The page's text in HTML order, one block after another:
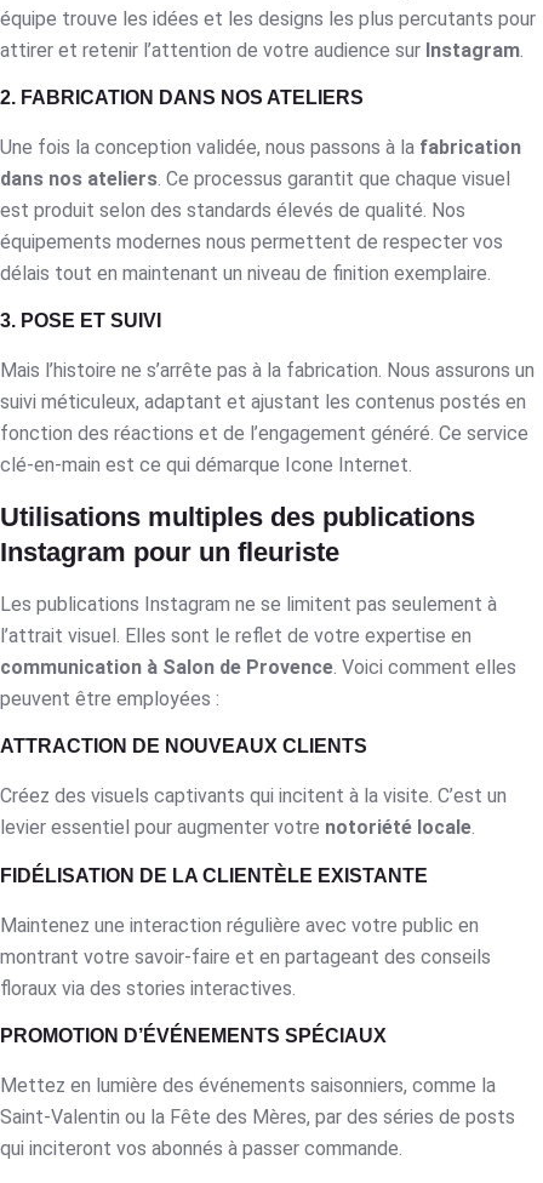
équipe trouve les idées et les designs les plus percutants pour
attirer et retenir l’attention de votre audience sur Instagram
2. FABRICATION DANS NOS ATELIERS
Une fois la conception validée, nous passons à la fabrication
dans nos ateliers. Ce processus garantit que chaque visuel
est produit selon des standards élevés de qualité. Nos
équipements modernes nous permettent de respecter vos
délais tout en maintenant un niveau de finition exemplaire.
3. POSE ET SUIVI
Mais l’histoire ne s’arrête pas à la fabrication. Nous assurons un
suivi méticuleux, adaptant et ajustant les contenus postés en
fonction des réactions et de l’engagement généré. Ce service
clé-en-main est ce qui démarque Icone Internet.
Utilisations multiples des publications
Instagram pour un fleuriste
Les publications Instagram ne se limitent pas seulement à
l’attrait visuel. Elles sont le reflet de votre expertise en
communication à Salon de Provence . Voici comment elles
peuvent être employées :
ATTRACTION DE NOUVEAUX CLIENTS
Créez des visuels captivants qui incitent à la visite. C’est un
levier essentiel pour augmenter votre notoriété locale.
FIDÉLISATION DE LA CLIENTÈLE EXISTANTE
Maintenez une interaction régulière avec votre public en
montrant votre savoir-faire et en partageant des conseils
floraux via des stories interactives.
PROMOTION D’ÉVÉNEMENTS SPÉCIAUX
Mettez en lumière des événements saisonniers, comme la
Saint-Valentin ou la Fête des Mères, par des séries de posts
qui inciteront vos abonnés à passer commande.